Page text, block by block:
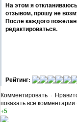
На этом я
отзывом, прошу не
После каждого
редактироваться.
Рейтинг:
Комментировать ·
показать все комментарии
+5